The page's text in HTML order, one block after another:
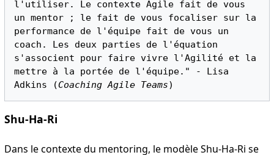
l'utiliser. Le contexte Agile fait de vous
un mentor ; le fait de vous focaliser sur la
performance de l'équipe fait de vous un
coach. Les deux parties de l'équation
s'associent pour faire vivre l'Agilité et la
mettre à la portée de l'équipe." - Lisa
Adkins (Coaching Agile Teams
Shu-Ha-Ri
Dans le contexte du mentoring, le modèle Shu-Ha-Ri se